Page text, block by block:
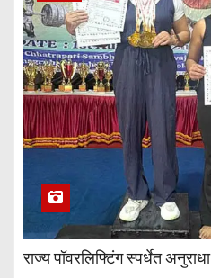
राज्य पॉवरलिफ्टिंग स्पर्धेत